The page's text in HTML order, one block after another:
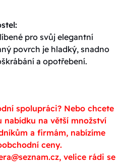
pro svůj elegantní
povrch je hladký, snadno
a opotřebení.
spolupráci? Nebo chcete
nabídku na větší množství
a firmám, nabízíme
ceny.
velice rádi se